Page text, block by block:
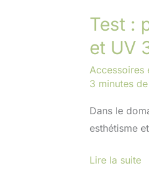
Test :
et UV
Accessoires
3 minutes
Dans le
esthétisme
Lire la suite